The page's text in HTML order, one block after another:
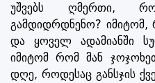
უშვებს ღმერთი,
გამდიდრდნენო?
და ყოველ ადამიანში
იმიტომ რომ მან
დღე, როდესაც განსჯის